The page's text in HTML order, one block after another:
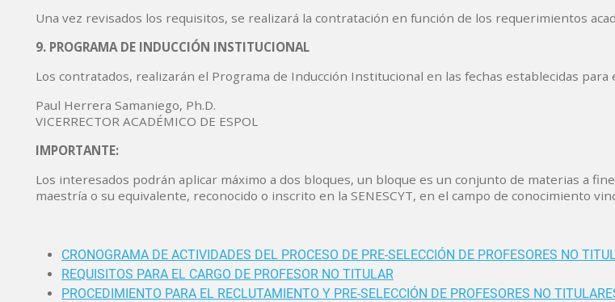
Una vez revisados los requisitos, se realizará la contratación en función de los requerimientos
9. PROGRAMA DE INDUCCIÓN INSTITUCIONAL
Los contratados, realizarán el Programa de Inducción Institucional en las fechas establecidas para
Paul Herrera Samaniego, Ph.D.
VICERRECTOR ACADÉMICO DE ESPOL
IMPORTANTE:
Los interesados podrán aplicar máximo a dos bloques, un bloque es un conjunto de materias a
maestría o su equivalente, reconocido o inscrito en la SENESCYT, en el campo de conocimiento
CRONOGRAMA DE ACTIVIDADES DEL PROCESO DE PRE-SELECCIÓN DE PROFESORES NO
REQUISITOS PARA EL CARGO DE PROFESOR NO TITULAR
PROCEDIMIENTO PARA EL RECLUTAMIENTO Y PRE-SELECCIÓN DE PROFESORES NO